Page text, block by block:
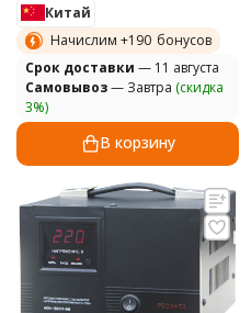
Китай
Начислим +190 бонусов
Cрок доставки — 11 августа
Самовывоз— Завтра (скидка
3%)
В корзину